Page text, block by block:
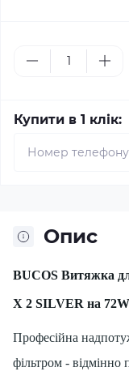
Купити в 1 клік:
Опис
BUCOS Витяжка
X 2 SILVER на
Професійна
фільтром - відмінно